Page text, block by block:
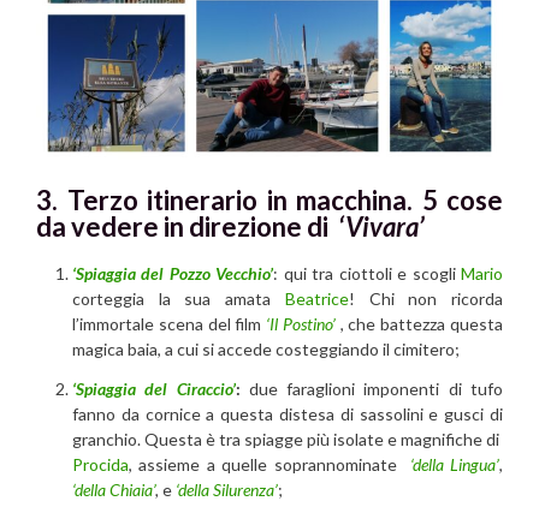
3. Terzo itinerario in macchina. 5 cose
da vedere in direzione di ‘Vivara’
‘Spiaggia del Pozzo Vecchio’: qui tra ciottoli e scogliMario
corteggia la sua amata Beatrice! Chi non ricorda
l’immortale scena del film ‘Il Postino’, che battezza questa
magica baia, a cui si accede costeggiando il cimitero;
‘Spiaggia del Ciraccio’: due faraglioni imponenti di tufo
fanno da cornice a questa distesa di sassolini e gusci di
granchio. Questa è tra spiagge più isolate e magnifiche di
Procida, assieme a quelle soprannominate ‘della Lingua’,
‘della Chiaia’, e ‘della Silurenza’;